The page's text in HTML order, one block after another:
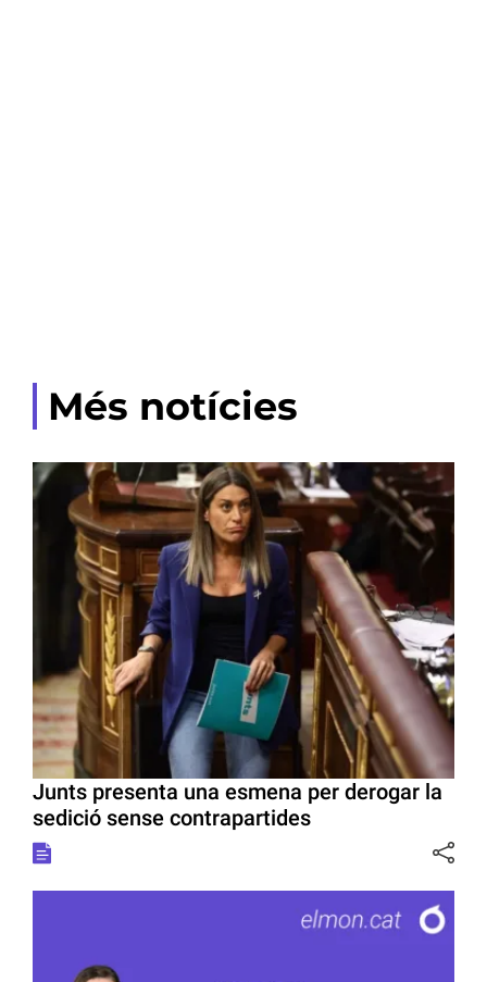
Més notícies
Junts presenta una esmena per derogar la
sedició sense contrapartides